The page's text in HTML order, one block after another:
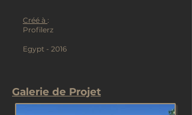
Créé à :
Profilerz
Egypt - 2016
Galerie de Projet